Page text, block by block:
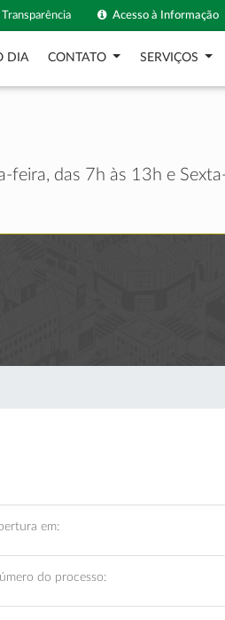
Acesso à Informação
DIA CONTATO SERVIÇOS
feira, das 7h às 13h e
em:
do processo: